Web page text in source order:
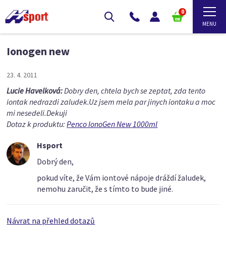
0
Ionogen new
23. 4. 2011
Lucie Havelková:Dobry den, chtela bych se zeptat, zda tento
iontak nedrazdi zaludek.Uz jsem mela par jinych iontaku a moc
mi nesedeli.Dekuji
Dotaz k produktu:Penco IonoGen New 1000ml
Hsport
Dobrý den,
pokud víte, že Vám iontové nápoje dráždí žaludek,
nemohu zaručit, že s tímto to bude jiné.
Návrat na přehled dotazů